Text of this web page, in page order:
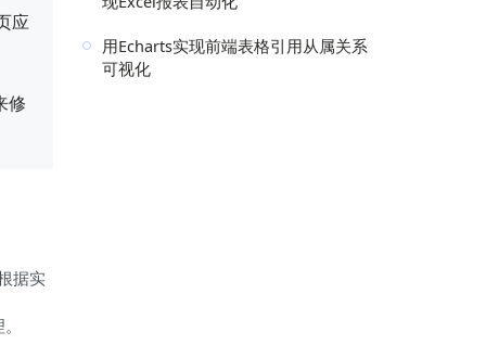
应
修
据实
用Echarts实现前端表格引用从属关系
可视化